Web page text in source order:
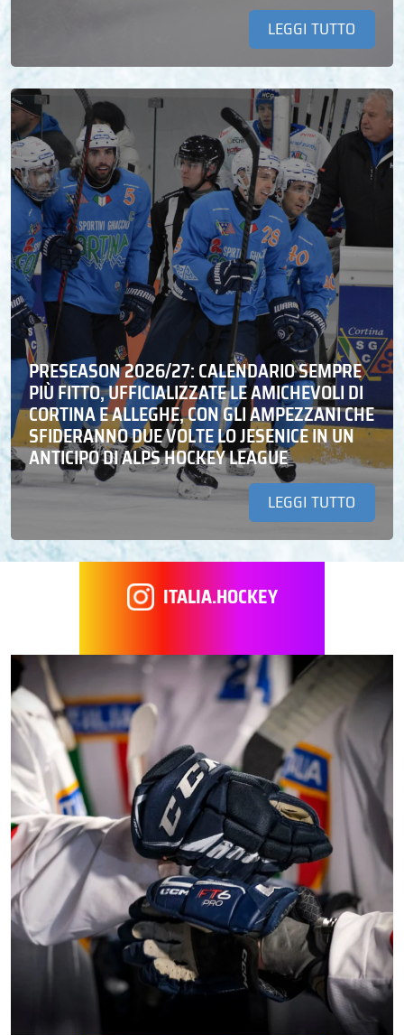
LEGGI TUTTO
PRESEASON 2026/27: CALENDARIO SEMPRE
PIÙ FITTO, UFFICIALIZZATE LE AMICHEVOLI DI
CORTINA E ALLEGHE, CON GLI AMPEZZANI CHE
SFIDERANNO DUE VOLTE LO JESENICE IN UN
ANTICIPO DI ALPS HOCKEY LEAGUE
LEGGI TUTTO
ITALIA.HOCKEY